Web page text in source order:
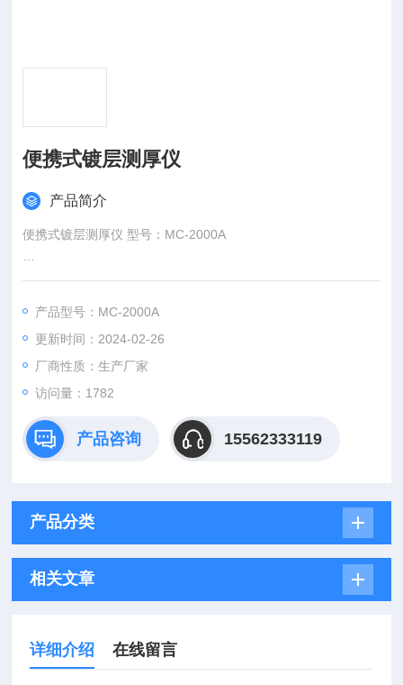
便携式镀层测厚仪
产品简介
便携式镀层测厚仪 型号：MC-2000A
一、概述
测量范围：0～1200um，它采用单片机技术，数字显示、示值稳
定、功耗低、操作简单方便、无校正旋钮、单探头全量程测量、
体积小、重量轻；且具有存储、读出、统计、低电压指示、零点
校准、两点校准及系统校准，
产品型号：MC-2000A
更新时间：2024-02-26
厂商性质：生产厂家
访问量：1782
产品咨询 15562333119
产品分类
相关文章
详细介绍 在线留言